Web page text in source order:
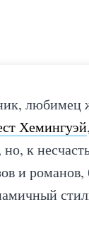
любимец
Хемингуэй
к
и